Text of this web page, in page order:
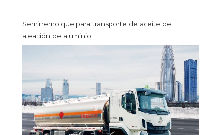
Semirremolque para transporte de aceite de
aleación de aluminio